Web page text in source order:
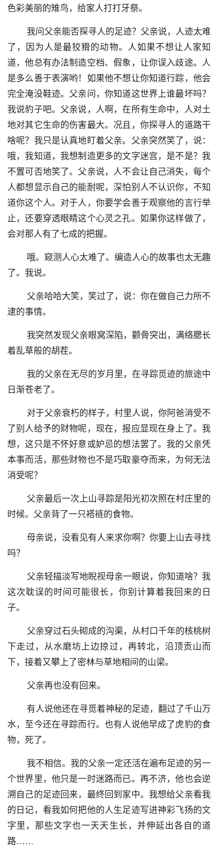
色彩美丽的雉鸟，给家人打打牙祭。
我问父亲能否探寻人的足迹？父亲说，人迹太难
了，因为人是最狡猾的动物。人如果不想让人家知
道，他总有办法制造空档、假象，让你误入歧途。人
是多么善于表演哟！如果他不想让你知道行踪，他会
完全淹没鞋迹。父亲问，你知道这世界上谁最坏吗？
我说豹子吧。父亲说，人啊，在所有生命中，人对土
地对其它生命的伤害最大。况且，你探寻人的道路干
啥呢？我只是认真地盯着父亲。父亲突然笑了，说：
哦，我知道，我想制造更多的文字迷宫，是不是？我
不置可否地笑了。父亲说，人不会让自己消失，每个
人都想显示自己的能耐呢，深怕别人不认识你，不知
道你这个人。对于人，你要学会善于观察他的言行举
止，还要穿透眼睛这个心灵之孔。如果你这样做了，
会对那人有了七成的把握。
哦。窥测人心太难了。编造人心的故事也太无趣
了。我说。
父亲哈哈大笑，笑过了，说：你在做自己力所不
逮的事情。
我突然发现父亲眼窝深陷，颧骨突出，满络腮长
着乱草般的胡茬。
我的父亲在无尽的岁月里，在寻踪觅迹的旅途中
日渐苍老了。
对于父亲衰朽的样子，村里人说，你阿爸消受不
了别人给予的财物呢，现在，报应显现在身上了。我
想，这只是不怀好意或妒忌的想法罢了。我的父亲凭
本事而活，那些财物也不是巧取豪夺而来，为何无法
消受呢？
父亲最后一次上山寻踪是阳光初次照在村庄里的
时候。父亲背了一只褡裢的食物。
母亲说，没看见有人来求你啊？你要上山去寻找
吗？
父亲轻描淡写地睨视母亲一眼说，你知道啥？我
这次耽误的时间可能很长，你别计算着我回来的日
子。
父亲穿过石头砌成的沟渠，从村口千年的核桃树
下走过，从水磨坊上边掠过，再转北，沿顶贡山而
下，接着又攀上了密林与草地相间的山梁。
父亲再也没有回来。
有人说他还在寻觅着神秘的足迹，翻过了千山万
水，至今还在寻踪而行。也有人说他早成了虎豹的食
物，死了。
我不相信。我的父亲一定还活在遍布足迹的另一
个世界里，他只是一时迷路而已。再不济，他也会逆
溯自己的足迹回来，最终回到家中。我想给父亲看我
的日记，看我如何把他的人生足迹写进神彩飞扬的文
字里，那些文字也一天天生长，并伸延出各自的道
路……